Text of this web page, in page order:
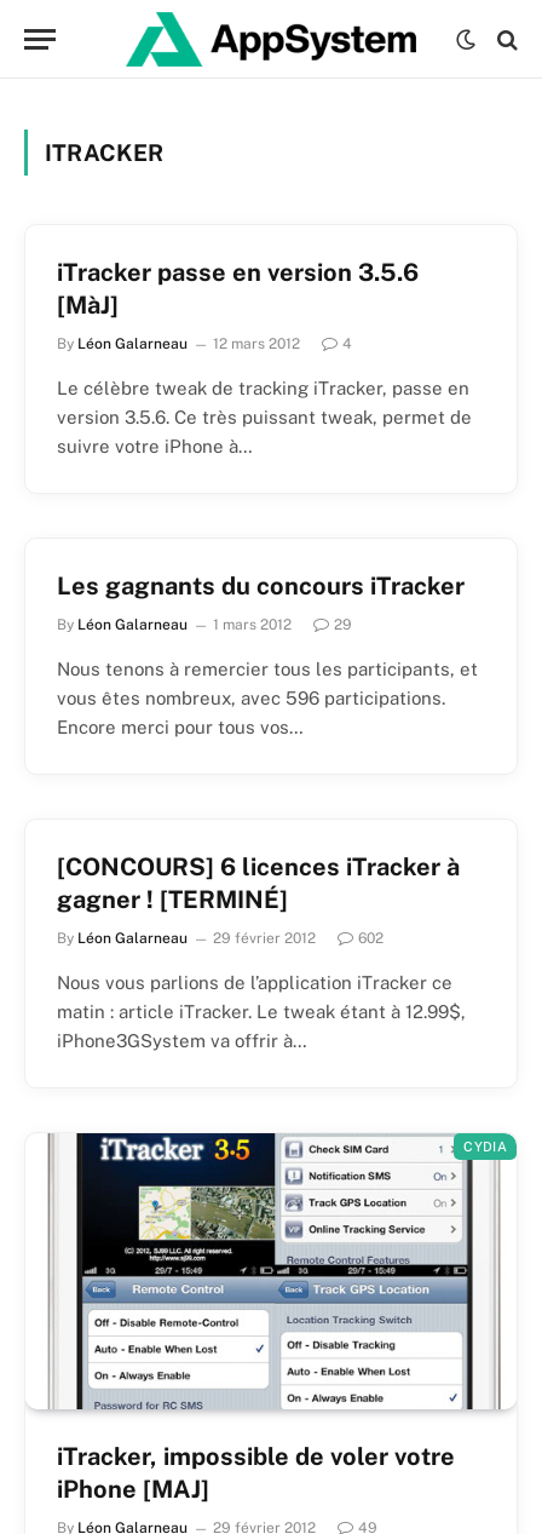
ITRACKER
iTracker passe en version 3.5.6
[MàJ]
By Léon Galarneau 12 mars 2012 4
Le célèbre tweak de tracking iTracker, passe en
version 3.5.6. Ce très puissant tweak, permet de
suivre votre iPhone à…
Les gagnants du concours iTracker
By Léon Galarneau 1 mars 2012 29
Nous tenons à remercier tous les participants, et
vous êtes nombreux, avec 596 participations.
Encore merci pour tous vos…
[CONCOURS] 6 licences iTracker à
gagner ! [TERMINÉ]
By Léon Galarneau 29 février 2012 602
Nous vous parlions de l’application iTracker ce
matin : article iTracker. Le tweak étant à 12.99$,
iPhone3GSystem va offrir à…
CYDIA
iTracker, impossible de voler votre
iPhone [MAJ]
By Léon Galarneau 29 février 2012 49